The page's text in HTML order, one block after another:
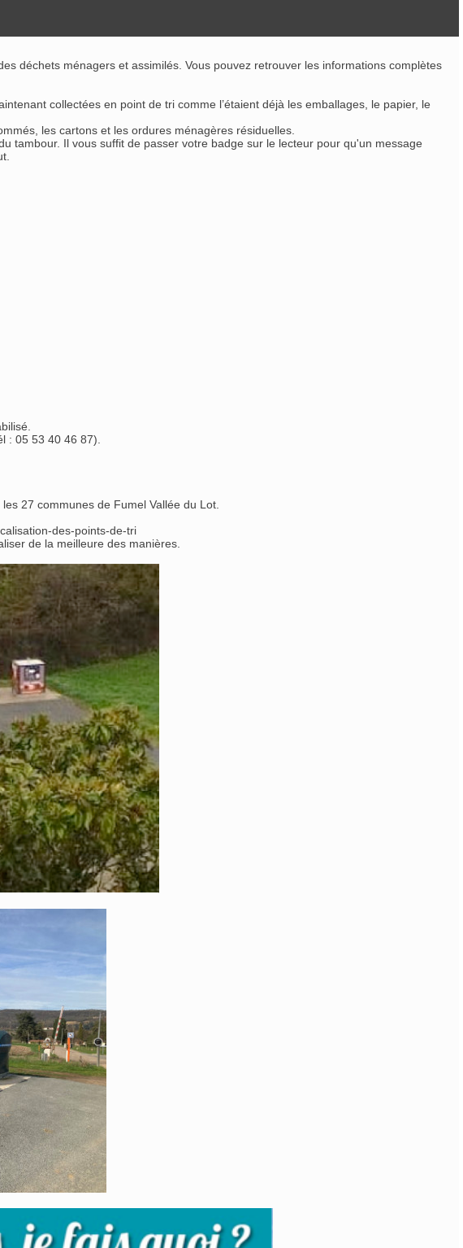
déchets ménagers et assimilés. Vous pouvez retrouver les informations complètes
collectées en point de tri comme l’étaient déjà les emballages, le papier, le
les cartons et les ordures ménagères résiduelles.
tambour. Il vous suffit de passer votre badge sur le lecteur pour qu'un message
: 05 53 40 46 87).
27 communes de Fumel Vallée du Lot.
des-points-de-tri
de la meilleure des manières.